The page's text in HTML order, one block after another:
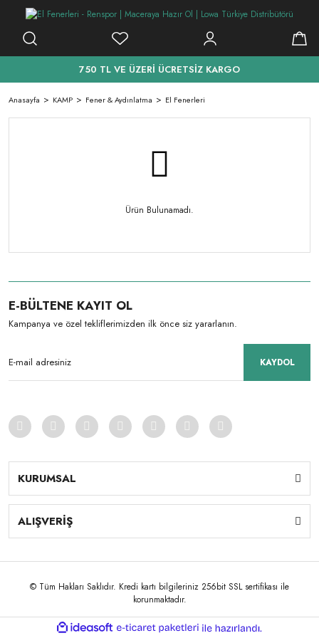
750 TL VE ÜZERİ ÜCRETSİZ KARGO
Anasayfa KAMP Fener & Aydınlatma El Fenerleri
Ürün Bulunamadı.
E-BÜLTENE KAYIT OL
Kampanya ve özel tekliflerimizden ilk önce siz yararlanın.
KAYDOL
KURUMSAL
ALIŞVERİŞ
© Tüm Hakları Saklıdır. Kredi kartı bilgileriniz 256bit SSL sertifikası ile
korunmaktadır.
ideasoft
e-